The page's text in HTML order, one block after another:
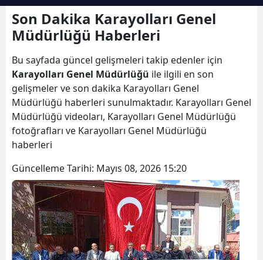
Bilecik
Bingöl
Bitlis
Bolu
Burdur
Bursa
Çankırı
Çorum
Denizli
Diyarbakır
Son Dakika Karayolları Genel
Müdürlüğü Haberleri
Bu sayfada güncel gelişmeleri takip edenler için
Karayolları Genel Müdürlüğü ile ilgili en son
gelişmeler ve son dakika Karayolları Genel
Müdürlüğü haberleri sunulmaktadır. Karayolları Genel
Müdürlüğü videoları, Karayolları Genel Müdürlüğü
fotoğrafları ve Karayolları Genel Müdürlüğü
haberleri
Güncelleme Tarihi: Mayıs 08, 2026 15:20